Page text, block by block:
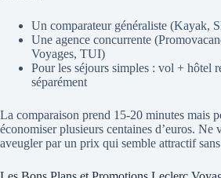
Un comparateur généraliste (Kayak,
Une agence concurrente
Voyages, TUI)
Pour les séjours simples : vol + hôtel
séparément
La comparaison prend 15-20 minutes mais
économiser plusieurs centaines d’euros. Ne
aveugler par un prix qui semble attractif